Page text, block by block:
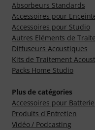
Absorbeurs Standards
Accessoires pour
Accessoires pour Studio
Autres Eléments de
Diffuseurs Acoustiques
Kits de Traitement
Packs Home Studio
Plus de catégories
Accessoires pour Batterie
Produits d'Entretien
Vidéo / Podcasting